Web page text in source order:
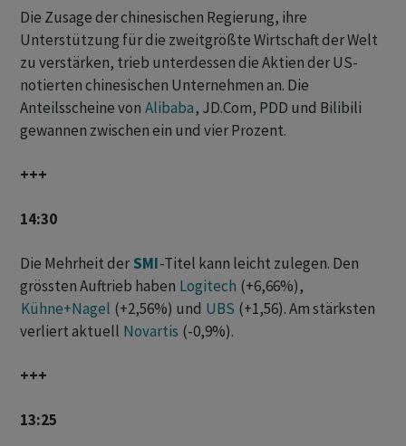
Die Zusage der chinesischen Regierung, ihre
Unterstützung für die zweitgrößte Wirtschaft der Welt
zu verstärken, trieb unterdessen die Aktien der US-
notierten chinesischen Unternehmen an. Die
Anteilsscheine von Alibaba, JD.Com, PDD und Bilibili
gewannen zwischen ein und vier Prozent.
+++
14:30
Die Mehrheit der SMI-Titel kann leicht zulegen. Den
grössten Auftrieb haben Logitech (+6,66%),
Kühne+Nagel (+2,56%) und UBS (+1,56). Am stärksten
verliert aktuell Novartis (-0,9%).
+++
13:25